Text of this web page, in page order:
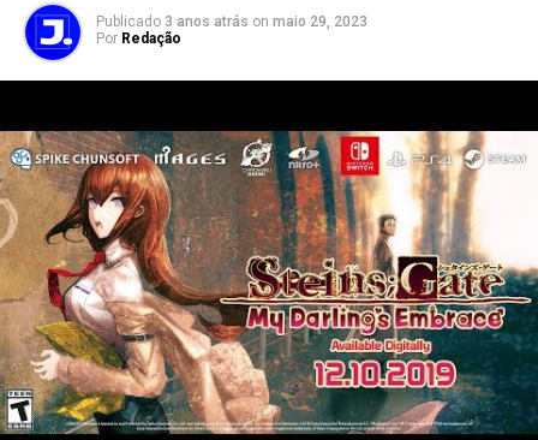
Publicado 3 anos atrás on maio 29, 2023
Por Redação